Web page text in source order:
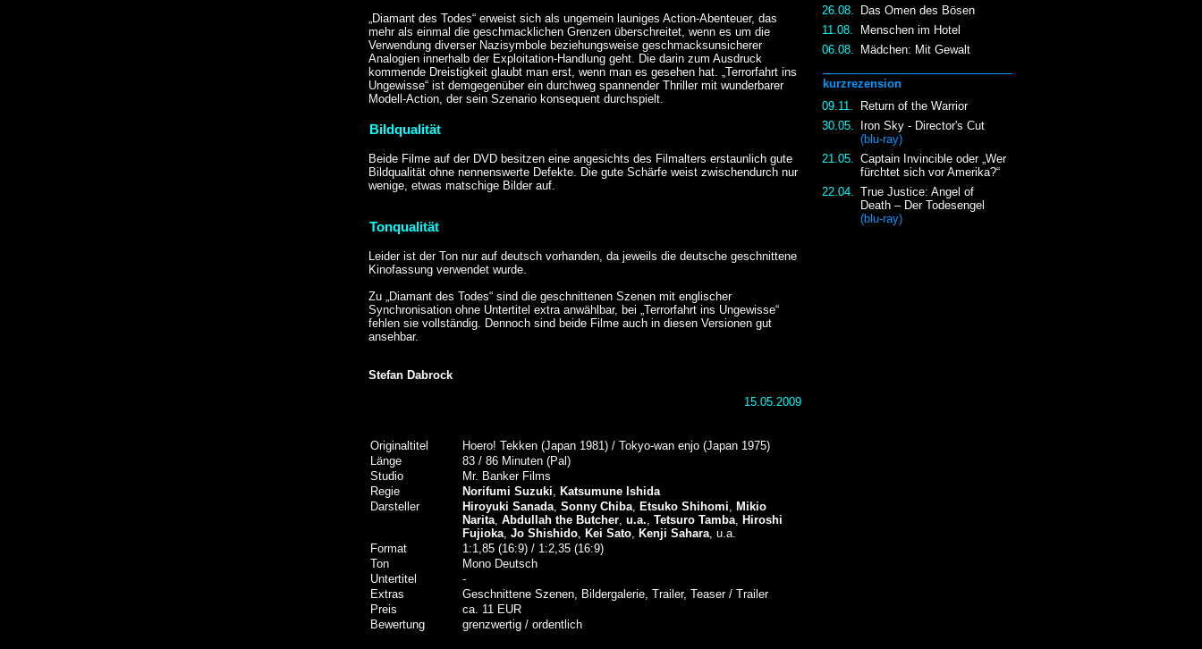
26.08.
Das Omen des Bösen
11.08.
Menschen im Hotel
06.08.
Mädchen: Mit Gewalt
kurzrezension
09.11.
Return of the Warrior
30.05.
Iron Sky - Director's Cut
(blu-ray)
21.05.
Captain Invincible oder „Wer
fürchtet sich vor Amerika?“
22.04.
True Justice: Angel of
Death – Der Todesengel
(blu-ray)
„Diamant des Todes“ erweist sich als ungemein launiges Action-Abenteuer, das
mehr als einmal die geschmacklichen Grenzen überschreitet, wenn es um die
Verwendung diverser Nazisymbole beziehungsweise geschmacksunsicherer
Analogien innerhalb der Exploitation-Handlung geht. Die darin zum Ausdruck
kommende Dreistigkeit glaubt man erst, wenn man es gesehen hat. „Terrorfahrt ins
Ungewisse“ ist demgegenüber ein durchweg spannender Thriller mit wunderbarer
Modell-Action, der sein Szenario konsequent durchspielt.
Bildqualität
Beide Filme auf der DVD besitzen eine angesichts des Filmalters erstaunlich gute
Bildqualität ohne nennenswerte Defekte. Die gute Schärfe weist zwischendurch nur
wenige, etwas matschige Bilder auf.
Tonqualität
Leider ist der Ton nur auf deutsch vorhanden, da jeweils die deutsche geschnittene
Kinofassung verwendet wurde.
Zu „Diamant des Todes“ sind die geschnittenen Szenen mit englischer
Synchronisation ohne Untertitel extra anwählbar, bei „Terrorfahrt ins Ungewisse“
fehlen sie vollständig. Dennoch sind beide Filme auch in diesen Versionen gut
ansehbar.
Stefan Dabrock
15.05.2009
Originaltitel
Hoero! Tekken (Japan 1981) / Tokyo-wan enjo (Japan 1975)
Länge
83 / 86 Minuten (Pal)
Studio
Mr. Banker Films
Regie
Norifumi Suzuki ,Katsumune Ishida
Darsteller
Hiroyuki Sanada ,Sonny Chiba ,Etsuko Shihomi ,Mikio
Narita ,Abdullah the Butcher ,u.a. ,Tetsuro Tamba ,Hiroshi
Fujioka ,Jo Shishido ,Kei Sato ,Kenji Sahara , u.a.
Format
1:1,85 (16:9) / 1:2,35 (16:9)
Ton
Mono Deutsch
Untertitel
-
Extras
Geschnittene Szenen, Bildergalerie, Trailer, Teaser / Trailer
Preis
ca. 11 EUR
Bewertung
grenzwertig / ordentlich